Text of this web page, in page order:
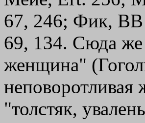
67, 246; Фик, ВВ
69, 134. Сюда же
женщина"
"толстяк,